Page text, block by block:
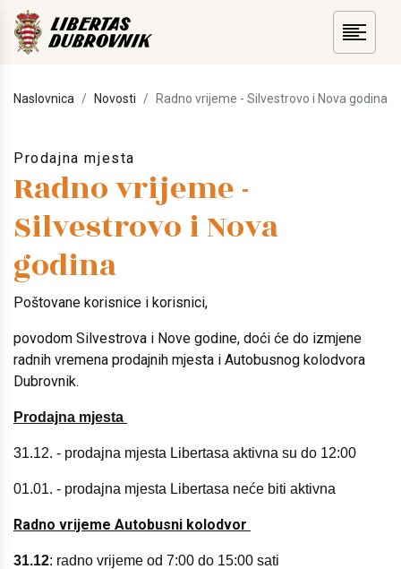
Naslovnica Novosti Radno vrijeme - Silvestrovo i Nova godina
Prodajna mjesta
Radno vrijeme -
Silvestrovo i Nova
godina
Poštovane korisnice i korisnici,
povodom Silvestrova i Nove godine, doći će do izmjene
radnih vremena prodajnih mjesta i Autobusnog kolodvora
Dubrovnik.
Prodajna mjesta
31.12. - prodajna mjesta Libertasa aktivna su do 12:00
01.01. - prodajna mjesta Libertasa neće biti aktivna
Radno vrijeme Autobusni kolodvor
31.12: radno vrijeme od 7:00 do 15:00 sati